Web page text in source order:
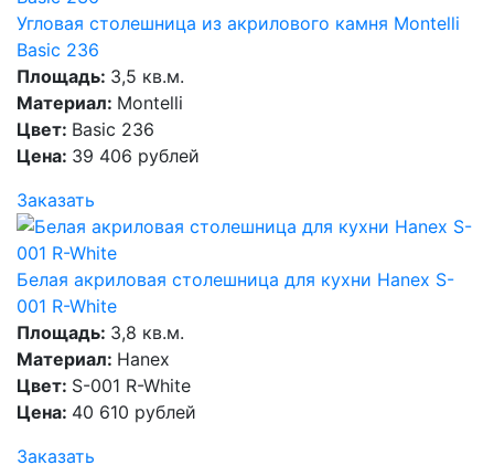
Угловая столешница из акрилового камня Montelli
Basic 236
Площадь: 3,5 кв.м.
Материал: Montelli
Цвет: Basic 236
Цена: 39 406 рублей
Заказать
Белая акриловая столешница для кухни Hanex S-
001 R-White
Площадь: 3,8 кв.м.
Материал: Hanex
Цвет: S-001 R-White
Цена: 40 610 рублей
Заказать